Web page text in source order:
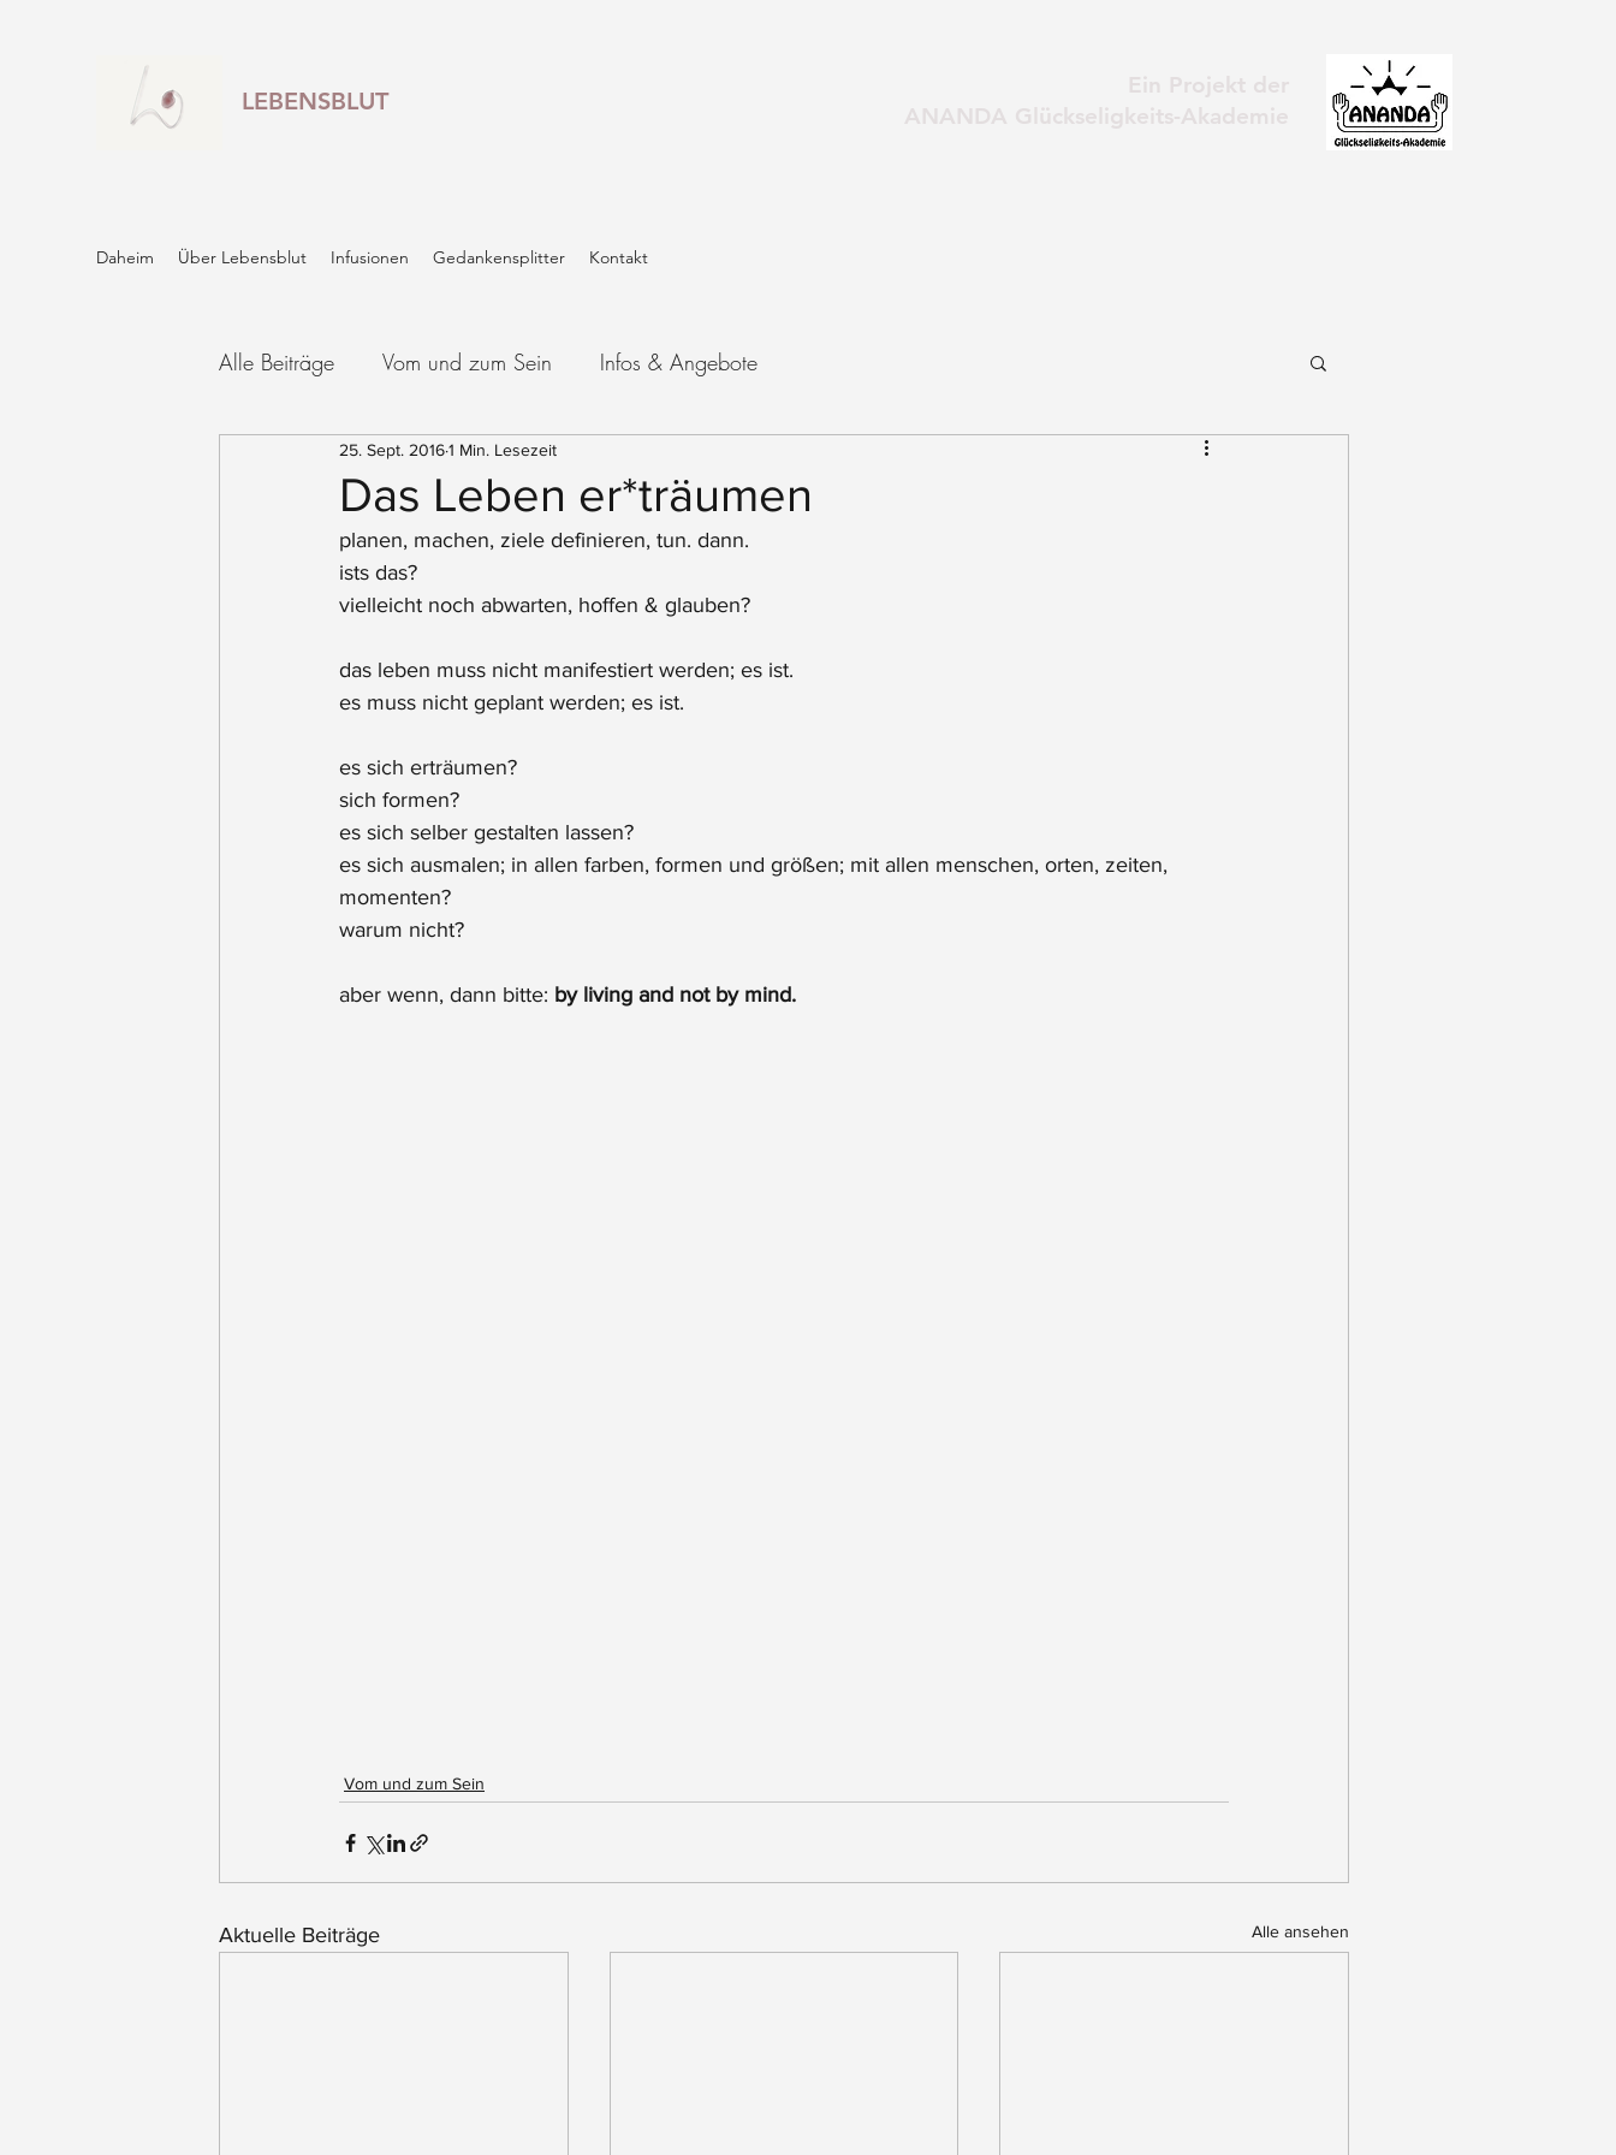
LEBENSBLUT
Daheim Über Lebensblut Infusionen Gedankensplitter Kontakt
Alle Beiträge Vom und zum Sein Infos & Angebote
Das Leben er*träumen
25. Sept. 20161 Min. Lesezeit
planen, machen, ziele definieren, tun. dann.
ists das?
vielleicht noch abwarten, hoffen & glauben?
das leben muss nicht manifestiert werden; es ist.
es muss nicht geplant werden; es ist.
es sich erträumen?
sich formen?
es sich selber gestalten lassen?
es sich ausmalen; in allen farben, formen und größen; mit allen menschen, orten, zeiten,
momenten?
warum nicht?
aber wenn, dann bitte: by living and not by mind.
Vom und zum Sein
Aktuelle Beiträge Alle ansehen